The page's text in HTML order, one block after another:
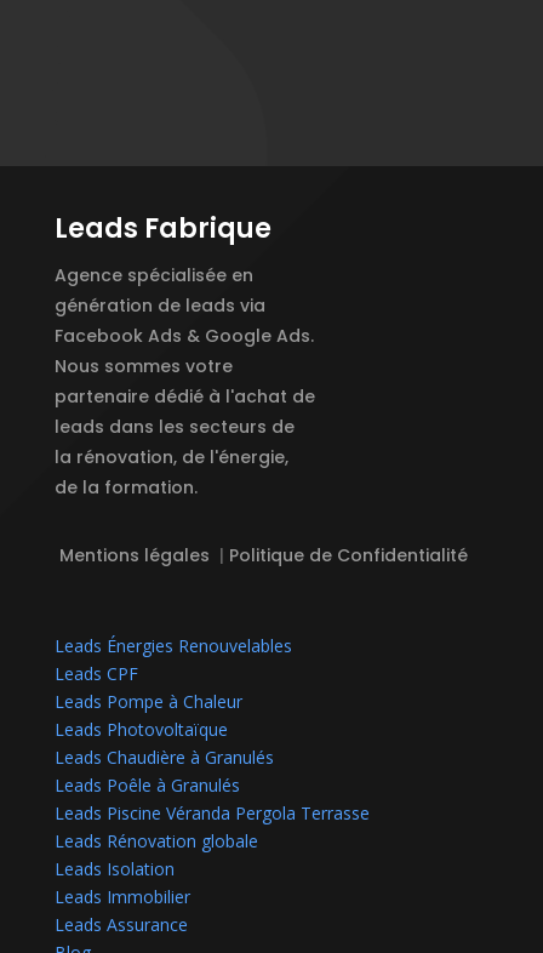
Leads Fabrique
Agence spécialisée en
génération de leads via
Facebook Ads & Google Ads.
Nous sommes votre
partenaire dédié à l'achat de
leads dans les secteurs de
la rénovation, de l'énergie,
de la formation.
Mentions légales | Politique de Confidentialité
Leads Énergies Renouvelables
Leads CPF
Leads Pompe à Chaleur
Leads Photovoltaïque
Leads Chaudière à Granulés
Leads Poêle à Granulés
Leads Piscine Véranda Pergola Terrasse
Leads Rénovation globale
Leads Isolation
Leads Immobilier
Leads Assurance